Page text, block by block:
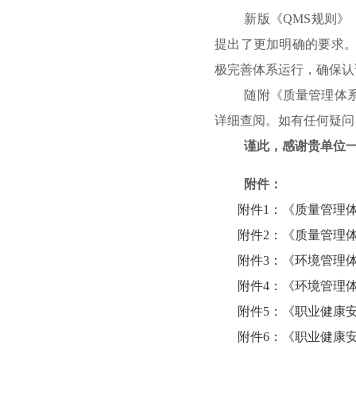
新版《QMS规则》
提出了更加明确的要求
极完善体系运行，确保
随附《质量管理体
详细查阅。如有任何疑
谨此，感谢贵单位
附件：
附件1：《质量管理
附件2：《质量管理
附件3：《环境管理
附件4：《环境管理
附件5：《职业健康
附件6：《职业健康